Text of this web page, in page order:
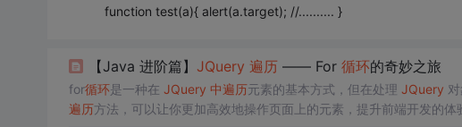
function test(a){ alert(a.target); //.......... }
【Java 进阶篇】 JQuery 遍历—— For 循环的奇妙之旅
for循环是一种在 JQuery 中遍历元素的基本方式，但在处理 JQuery
遍历方法，可以让你更加高效地操作页面上的元素，提升前端开发的体